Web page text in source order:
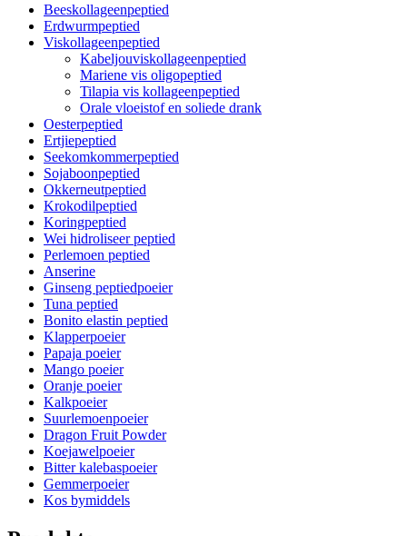
Beeskollageenpeptied
Erdwurmpeptied
Viskollageenpeptied
Kabeljouviskollageenpeptied
Mariene vis oligopeptied
Tilapia vis kollageenpeptied
Orale vloeistof en soliede drank
Oesterpeptied
Ertjiepeptied
Seekomkommerpeptied
Sojaboonpeptied
Okkerneutpeptied
Krokodilpeptied
Koringpeptied
Wei hidroliseer peptied
Perlemoen peptied
Anserine
Ginseng peptiedpoeier
Tuna peptied
Bonito elastin peptied
Klapperpoeier
Papaja poeier
Mango poeier
Oranje poeier
Kalkpoeier
Suurlemoenpoeier
Dragon Fruit Powder
Koejawelpoeier
Bitter kalebaspoeier
Gemmerpoeier
Kos bymiddels